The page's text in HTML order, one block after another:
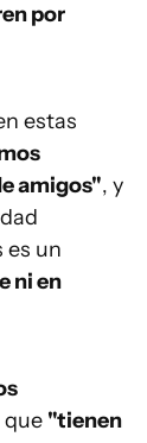
por
estas
amigos", y
es un
ni en
que "tienen